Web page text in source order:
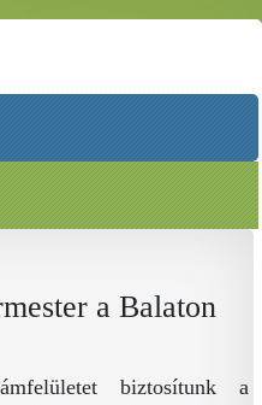
a Balaton
biztosítunk a